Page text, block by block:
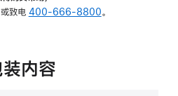
或致电 400-666-8800。
装内容